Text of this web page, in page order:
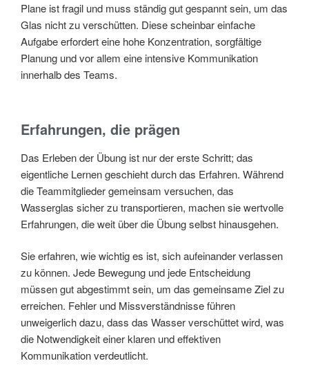
Plane ist fragil und muss ständig gut gespannt sein, um das
Glas nicht zu verschütten. Diese scheinbar einfache
Aufgabe erfordert eine hohe Konzentration, sorgfältige
Planung und vor allem eine intensive Kommunikation
innerhalb des Teams.
Erfahrungen, die prägen
Das Erleben der Übung ist nur der erste Schritt; das
eigentliche Lernen geschieht durch das Erfahren. Während
die Teammitglieder gemeinsam versuchen, das
Wasserglas sicher zu transportieren, machen sie wertvolle
Erfahrungen, die weit über die Übung selbst hinausgehen.
Sie erfahren, wie wichtig es ist, sich aufeinander verlassen
zu können. Jede Bewegung und jede Entscheidung
müssen gut abgestimmt sein, um das gemeinsame Ziel zu
erreichen. Fehler und Missverständnisse führen
unweigerlich dazu, dass das Wasser verschüttet wird, was
die Notwendigkeit einer klaren und effektiven
Kommunikation verdeutlicht.